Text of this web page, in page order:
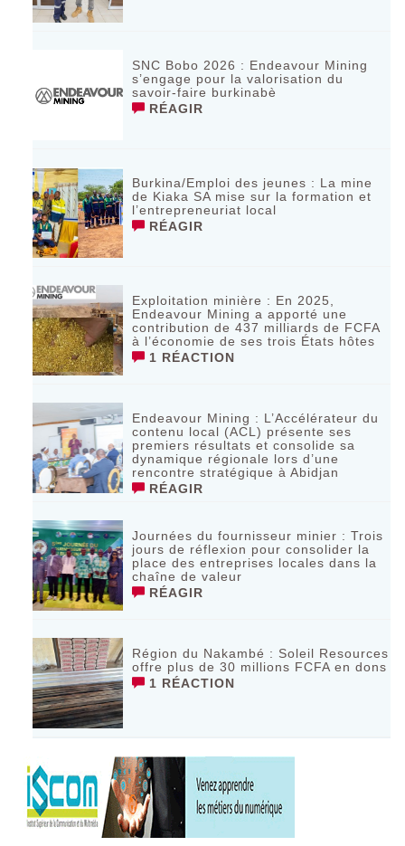
SNC Bobo 2026 : Endeavour Mining
s’engage pour la valorisation du
savoir-faire burkinabè
RÉAGIR
Burkina/Emploi des jeunes : La mine
de Kiaka SA mise sur la formation et
l’entrepreneuriat local
RÉAGIR
Exploitation minière : En 2025,
Endeavour Mining a apporté une
contribution de 437 milliards de FCFA
à l’économie de ses trois États hôtes
1 RÉACTION
Endeavour Mining : L’Accélérateur du
contenu local (ACL) présente ses
premiers résultats et consolide sa
dynamique régionale lors d’une
rencontre stratégique à Abidjan
RÉAGIR
Journées du fournisseur minier : Trois
jours de réflexion pour consolider la
place des entreprises locales dans la
chaîne de valeur
RÉAGIR
Région du Nakambé : Soleil Resources
offre plus de 30 millions FCFA en dons
1 RÉACTION